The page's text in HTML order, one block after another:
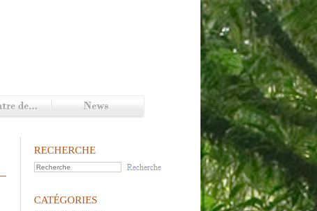
RECHERCHE
CATÉGORIES